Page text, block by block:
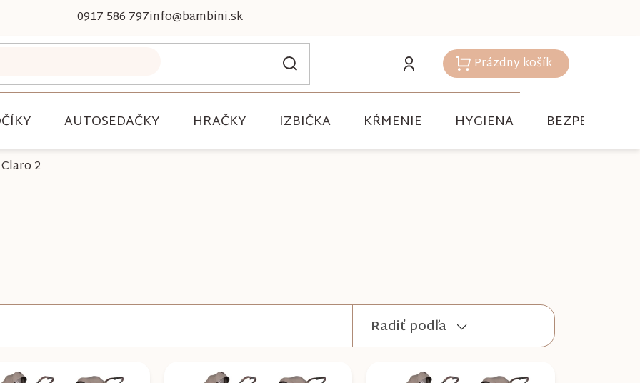
0917 586 797info@bambini.sk
Nákupný
košík
Prázdny košík
AUTOSEDAČKY HRAČKY IZBIČKA KŔMENIE HYGIENA BEZPEČNOSŤ
Claro 2
Radiť podľa